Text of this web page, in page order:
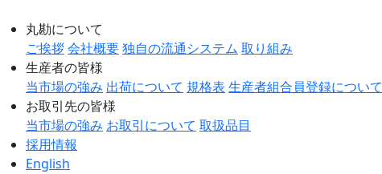
丸勘について
ご挨拶会社概要独自の流通システム 取り組み
生産者の皆様
当市場の強み 出荷について 規格表 生産者組合員登録について
お取引先の皆様
当市場の強み お取引について 取扱品目
採用情報
English